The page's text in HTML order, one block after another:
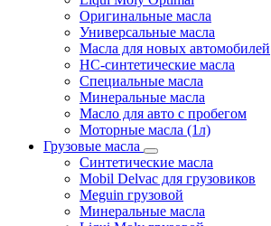
Оригинальные масла
Универсальные масла
Масла для новых автомобилей
HC-синтетические масла
Специальные масла
Минеральные масла
Масло для авто с пробегом
Моторные масла (1л)
Грузовые масла
Синтетические масла
Mobil Delvac для грузовиков
Meguin грузовой
Минеральные масла